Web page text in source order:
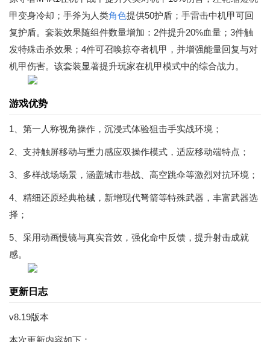
甲变身冷却；手斧为人类角色提供50护盾；手雷击中机甲可回
复护盾。套装效果随组件数量增加：2件提升20%血量；3件触
发特殊击杀效果；4件可召唤掠夺者机甲，并增强能量回复与对
机甲伤害。该套装显著提升玩家在机甲模式中的综合战力。
游戏优势
1、第一人称视角操作，沉浸式体验狙击手实战环境；
2、支持触屏移动与重力感应双操作模式，适应移动端特点；
3、多样战场场景，涵盖城市巷战、高空跳伞等激烈对抗环境；
4、精细还原经典枪械，新增现代弩箭等特殊武器，丰富武器选
择；
5、采用动画慢镜与真实音效，强化命中反馈，提升射击成就
感。
更新日志
v8.19版本
本次更新内容如下：